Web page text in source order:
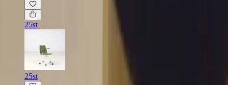
25st
25st